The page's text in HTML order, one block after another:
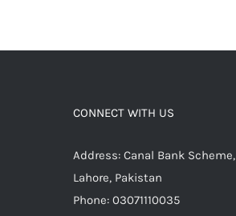
CONNECT WITH US
Address: Canal Bank Scheme,
Lahore, Pakistan
Phone: 03071110035